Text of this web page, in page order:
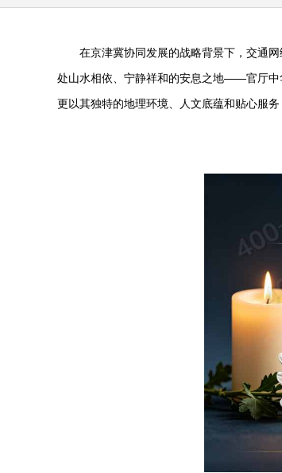
在京津冀协同发展的战略背景下，交通
处山水相依、宁静祥和的安息之地——官厅中
更以其独特的地理环境、人文底蕴和贴心服